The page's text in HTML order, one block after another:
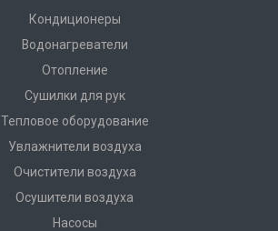
Кондиционеры
Водонагреватели
Отопление
Сушилки для рук
Тепловое оборудование
Увлажнители воздуха
Очистители воздуха
Осушители воздуха
Насосы